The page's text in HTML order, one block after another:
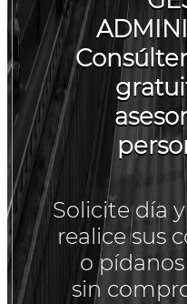
Solicite día
realice sus
o pídanos
sin